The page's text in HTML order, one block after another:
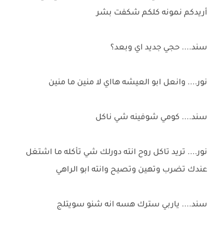
أريدكم نمونه كلكم شكفت بشر
سند.... حجي جديد اي وبعد؟
نور.... وانعل ابو العيشه هااي لا منين ما منين
سند.... كومي شوفينه شي ناكل
نور.... تريد تاكل روح انته دورلك شي تأكله ما اشتغل
عندك تضرب وتهين وتصيح وانته ابو الراهي
سند.... ياربي سترك هسه انه شنو سويتلج